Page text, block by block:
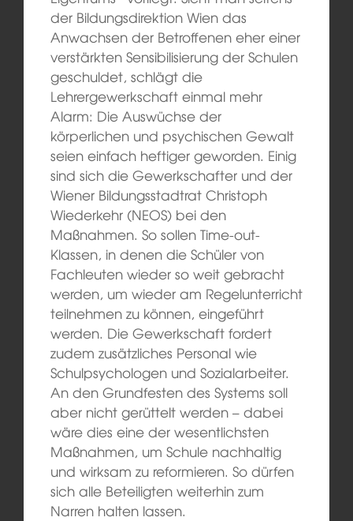
der Bildungsdirektion Wien das
Anwachsen der Betroffenen eher einer
verstärkten Sensibilisierung der Schulen
geschuldet, schlägt die
Lehrergewerkschaft einmal mehr
Alarm: Die Auswüchse der
körperlichen und psychischen Gewalt
seien einfach heftiger geworden. Einig
sind sich die Gewerkschafter und der
Wiener Bildungsstadtrat Christoph
Wiederkehr (NEOS) bei den
Maßnahmen. So sollen Time-out-
Klassen, in denen die Schüler von
Fachleuten wieder so weit gebracht
werden, um wieder am Regelunterricht
teilnehmen zu können, eingeführt
werden. Die Gewerkschaft fordert
zudem zusätzliches Personal wie
Schulpsychologen und Sozialarbeiter.
An den Grundfesten des Systems soll
aber nicht gerüttelt werden – dabei
wäre dies eine der wesentlichsten
Maßnahmen, um Schule nachhaltig
und wirksam zu reformieren. So dürfen
sich alle Beteiligten weiterhin zum
Narren halten lassen.